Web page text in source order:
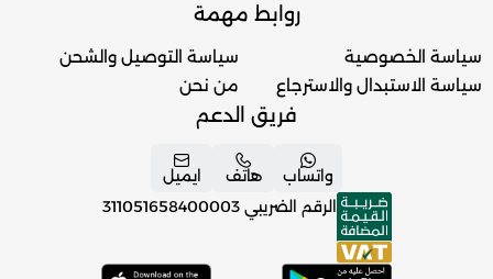
روابط مهمة
سياسة الخصوصية
سياسة الاستبدال والاسترجاع
سياسة التوصيل والشحن
من نحن
فريق الدعم
واتساب هاتف
ايميل
الرقم الضريبي 311051658400003